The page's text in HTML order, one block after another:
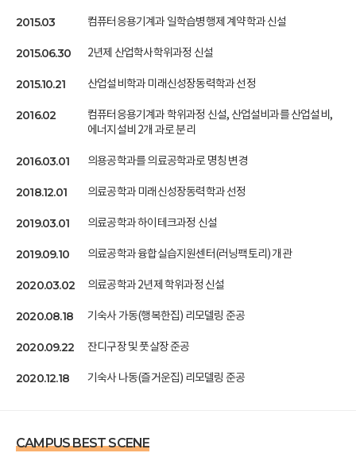
2015.03 컴퓨터응용기계과 일학습병행제 계약학과 신설
2015.06.30 2년제 산업학사학위과정 신설
2015.10.21 산업설비학과 미래신성장동력학과 선정
2016.02
컴퓨터응용기계과 학위과정 신설, 산업설비과를 산업설비,
에너지설비 2개 과로 분리
2016.03.01 의용공학과를 의료공학과로 명칭 변경
2018.12.01 의료공학과 미래신성장동력학과 선정
2019.03.01 의료공학과 하이테크과정 신설
2019.09.10 의료공학과 융합실습지원센터(러닝팩토리) 개관
2020.03.02 의료공학과 2년제 학위과정 신설
2020.08.18 기숙사 가동(행복한집) 리모델링 준공
2020.09.22 잔디구장 및 풋살장 준공
2020.12.18 기숙사 나동(즐거운집) 리모델링 준공
CAMPUS BEST SCENE